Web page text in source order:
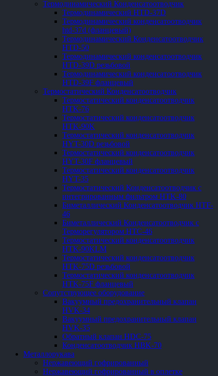
Термодинамический Конденсатоотводчик
Термодинамический HTD-37D
Термодинамический конденсатоотводчик
htd-37d (фланцевый)
Термодинамический Конденсатоотводчик
HTD-50
Термодинамический конденсатоотводчик
HTD-39D резьбовой
Термодинамический конденсатоотводчик
HTD-39F фланцевый
Термостатический Конденсатоотводчик
Термостатический конденсатоотводчик
HTK-76
Термостатический конденсатоотводчик
HTK-90K
Термостатический конденсатоотводчик
HYT-30D резьбовой
Термостатический конденсатоотводчик
HYT-30F фланцевый
Термостатический конденсатоотводчик
HYT-35
Термостатический Конденсатоотводчик с
интегрированным фильтром HTK-80
Биметаллический Конденсатоотводчик HTF-
46
Биметаллический Конденсатоотводчик с
Терморегулятором HTC-46
Термостатический конденсатоотводчик
HTK-90KLM
Термостатический конденсатоотводчик
HTK-75D резьбовой
Термостатический конденсатоотводчик
HTK-75F фланцевый
Сопутствующее оборудование
Вакуумный предохранительный клапан
HVK-34
Вакуумный предохранительный клапан
HVK-35
Обратный клапан HDC-75
Конденсатоотводчик HBK-70
Металлорукава
Нержавеющий гофрированный
Нержавеющий гофрированный в оплетке